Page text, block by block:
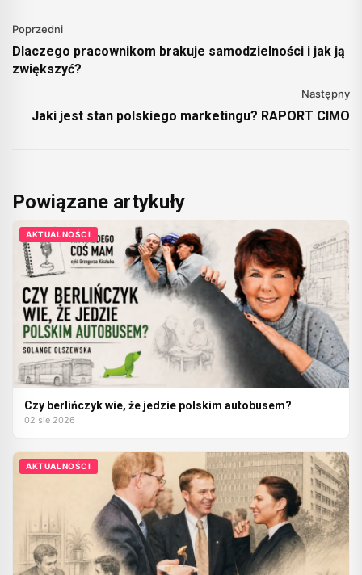
Poprzedni
Dlaczego pracownikom brakuje samodzielności i jak ją
zwiększyć?
Następny
Jaki jest stan polskiego marketingu? RAPORT CIMO
Powiązane artykuły
AKTUALNOŚCI
Czy berlińczyk wie, że jedzie polskim autobusem?
02 sie 2026
AKTUALNOŚCI